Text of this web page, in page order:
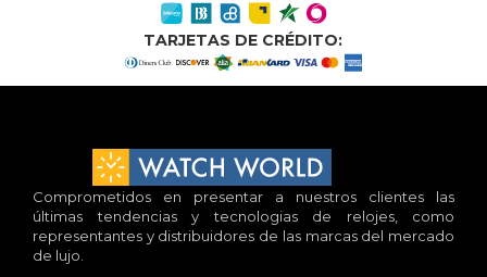
TARJETAS DE CRÉDITO:
Comprometidos en presentar a nuestros clientes las
últimas tendencias y tecnologias de relojes, como
representantes y distribuidores de las marcas del mercado
de lujo.